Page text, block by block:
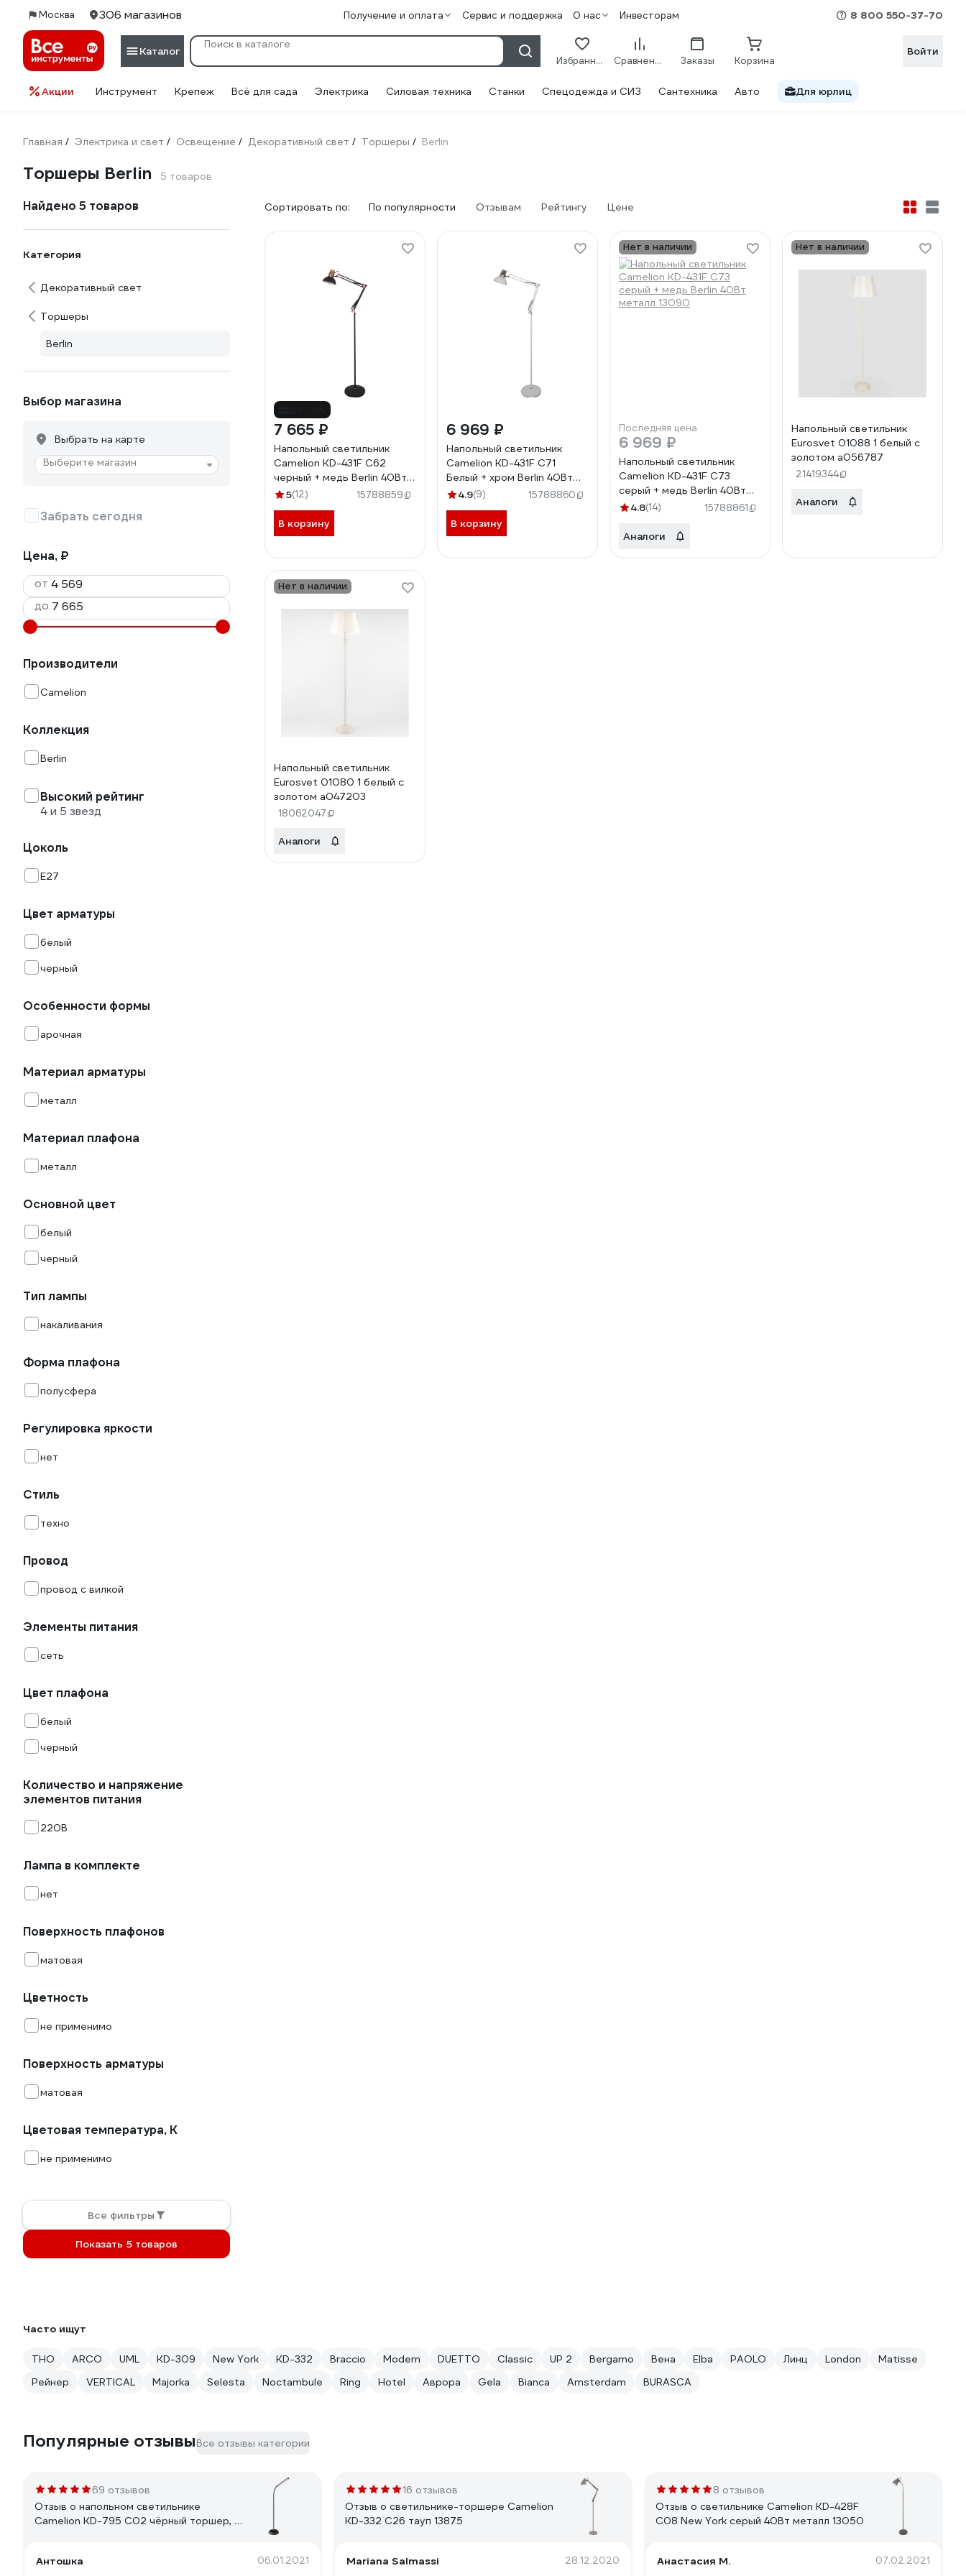
Москва 306 магазинов Получение и оплата Сервис и поддержка О нас Инвесторам 8 800 550-37-70
Каталог
Избранное Сравнение Заказы Корзина
Войти
Акции Инструмент Крепеж Всё для сада Электрика Силовая техника Станки Спецодежда и СИЗ Сантехника Авто Для юрлиц
Главная / Электрика и свет / Освещение / Декоративный свет / Торшеры / Berlin
Торшеры Berlin 5 товаров
Найдено 5 товаров
Категория
Декоративный свет
Торшеры
Berlin
Выбор магазина
Выбрать на карте
Выберите магазин
Забрать сегодня
Цена, ₽
от
до
Производители
Camelion
Коллекция
Berlin
Высокий рейтинг
4 и 5 звезд
Цоколь
E27
Цвет арматуры
белый
черный
Особенности формы
арочная
Материал арматуры
металл
Материал плафона
металл
Основной цвет
белый
черный
Тип лампы
накаливания
Форма плафона
полусфера
Регулировка яркости
нет
Стиль
техно
Провод
провод с вилкой
Элементы питания
сеть
Цвет плафона
белый
черный
Количество и напряжение
элементов питания
220В
Лампа в комплекте
нет
Поверхность плафонов
матовая
Цветность
не применимо
Поверхность арматуры
матовая
Цветовая температура, К
не применимо
Все фильтры
Показать 5 товаров
Сортировать по: По популярности Отзывам Рейтингу Цене
7 665 ₽
Напольный светильник
Camelion KD-431F С62
черный + медь Berlin 40Вт
металл 13089
5(12) 15788859
В корзину
6 969 ₽
Напольный светильник
Camelion KD-431F С71
Белый + хром Berlin 40Вт
металл 13091
4.9(9) 15788860
В корзину
Нет в наличии
Последняя цена
6 969 ₽
Напольный светильник
Camelion KD-431F С73
серый + медь Berlin 40Вт
металл 13090
4.8(14) 15788861
Аналоги
Нет в наличии
Напольный светильник
Eurosvet 01088 1 белый с
золотом a056787
21419344
Аналоги
Нет в наличии
Напольный светильник
Eurosvet 01080 1 белый с
золотом a047203
18062047
Аналоги
Часто ищут
ТНО ARCO UML KD-309 New York KD-332 Braccio Modern DUETTO Classic UP 2 Bergamo Вена Elba PAOLO Линц London
Matisse
Рейнер
VERTICAL Majorka Selesta Noctambule Ring Hotel Аврора Gela Bianca Amsterdam BURASCA
Популярные отзывыВсе отзывы категории
69 отзывов
Отзыв о напольном светильнике
Camelion KD-795 C02 чёрный торшер, 6
Антошка
06.01.2021
16 отзывов
Отзыв о светильнике-торшере Camelion
KD-332 C26 тауп 13875
Mariana Salmassi 28.12.2020
8 отзывов
Отзыв о светильнике Camelion KD-428F
С08 New York серый 40Вт металл 13050
Анастасия М. 07.02.2021